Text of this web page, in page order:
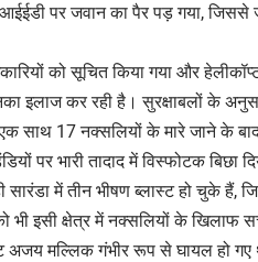
पर जवान का पैर पड़ गया,
को सूचित किया गया और
इलाज कर रही है। सुरक्षाबलों के
साथ 17 नक्सलियों के मारे जाने के
पर भारी तादाद में विस्फोटक बिछा
सारंडा में तीन भीषण ब्लास्ट हो चुके हैं,
भी इसी क्षेत्र में नक्सलियों के खिलाफ
मल्लिक गंभीर रूप से घायल हो गए